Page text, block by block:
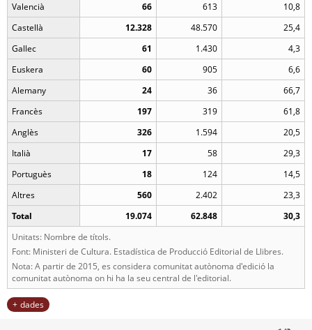
Valencià
66 613
10,8
Castellà
12.328 48.570
25,4
Gallec
61 1.430
4,3
Euskera
60 905
6,6
Alemany
24 36
66,7
Francès
197 319
61,8
Anglès
326 1.594
20,5
Italià
17 58
29,3
Portuguès
18 124
14,5
Altres
560 2.402
23,3
Total
19.074 62.848
30,3
Unitats: Nombre de títols.
Font: Ministeri de Cultura. Estadística de Producció Editorial de Llibres.
Nota: A partir de 2015, es considera comunitat autònoma d'edició la
comunitat autònoma on hi ha la seu central de l'editorial.
dades